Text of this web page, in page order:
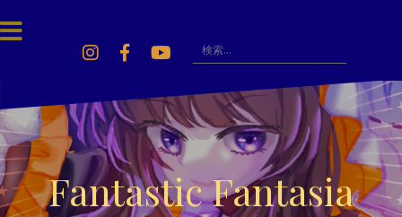
to
content
InstagramFacebookYoutube
検
索:
Fantastic Fantasia